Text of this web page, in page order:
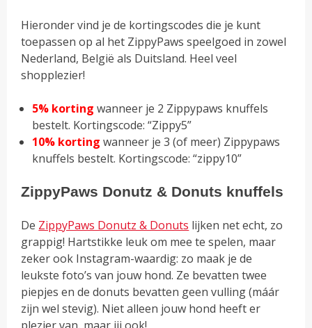
Hieronder vind je de kortingscodes die je kunt
toepassen op al het ZippyPaws speelgoed in zowel
Nederland, België als Duitsland. Heel veel
shopplezier!
5% korting wanneer je 2 Zippypaws knuffels
bestelt. Kortingscode: “Zippy5”
10% korting wanneer je 3 (of meer) Zippypaws
knuffels bestelt. Kortingscode: “zippy10”
ZippyPaws Donutz & Donuts knuffels
De ZippyPaws Donutz & Donuts lijken net echt, zo
grappig! Hartstikke leuk om mee te spelen, maar
zeker ook Instagram-waardig: zo maak je de
leukste foto’s van jouw hond. Ze bevatten twee
piepjes en de donuts bevatten geen vulling (máár
zijn wel stevig). Niet alleen jouw hond heeft er